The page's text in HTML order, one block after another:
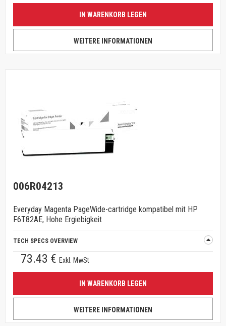
IN WARENKORB LEGEN
WEITERE INFORMATIONEN
006R04213
Everyday Magenta PageWide-cartridge kompatibel mit HP
F6T82AE, Hohe Ergiebigkeit
TECH SPECS OVERVIEW
73.43 € Exkl. MwSt
IN WARENKORB LEGEN
WEITERE INFORMATIONEN